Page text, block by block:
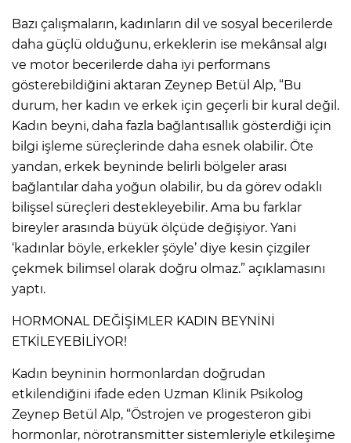
Bazı çalışmaların, kadınların dil ve sosyal becerilerde
daha güçlü olduğunu, erkeklerin ise mekânsal algı
ve motor becerilerde daha iyi performans
gösterebildiğini aktaran Zeynep Betül Alp, “Bu
durum, her kadın ve erkek için geçerli bir kural değil.
Kadın beyni, daha fazla bağlantısallık gösterdiği için
bilgi işleme süreçlerinde daha esnek olabilir. Öte
yandan, erkek beyninde belirli bölgeler arası
bağlantılar daha yoğun olabilir, bu da görev odaklı
bilişsel süreçleri destekleyebilir. Ama bu farklar
bireyler arasında büyük ölçüde değişiyor. Yani
‘kadınlar böyle, erkekler şöyle’ diye kesin çizgiler
çekmek bilimsel olarak doğru olmaz.” açıklamasını
yaptı.
HORMONAL DEĞİŞİMLER KADIN BEYNİNİ
ETKİLEYEBİLİYOR!
Kadın beyninin hormonlardan doğrudan
etkilendiğini ifade eden Uzman Klinik Psikolog
Zeynep Betül Alp, “Östrojen ve progesteron gibi
hormonlar, nörotransmitter sistemleriyle etkileşime